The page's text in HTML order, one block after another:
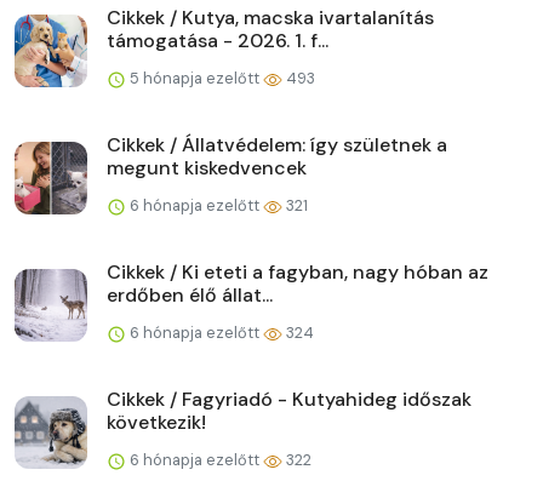
Cikkek / Kutya, macska ivartalanítás
támogatása - 2026. 1. f...
5 hónapja ezelőtt 493
Cikkek / Állatvédelem: így születnek a
megunt kiskedvencek
6 hónapja ezelőtt 321
Cikkek / Ki eteti a fagyban, nagy hóban az
erdőben élő állat...
6 hónapja ezelőtt 324
Cikkek / Fagyriadó - Kutyahideg időszak
következik!
6 hónapja ezelőtt 322